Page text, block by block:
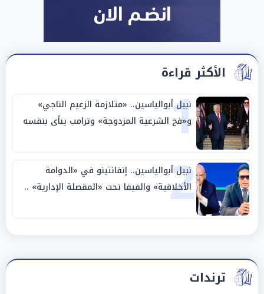
الأكثر قراءة
1
نبيل أبوالياسين.. «متلازمة الزعيم الناجي»
و«فخ الشرعية المزدوجة» وترامب ينأى بنفسه
وحليفه في «ميتم استراتيجي»
2
نبيل أبوالياسين.. إنفانتينو في «الدوامة
الأخلاقية» والفيفا تحت «المقصلة الإدارية» ..
«عبادة العرش وجنازة المصداقية»
ترندات